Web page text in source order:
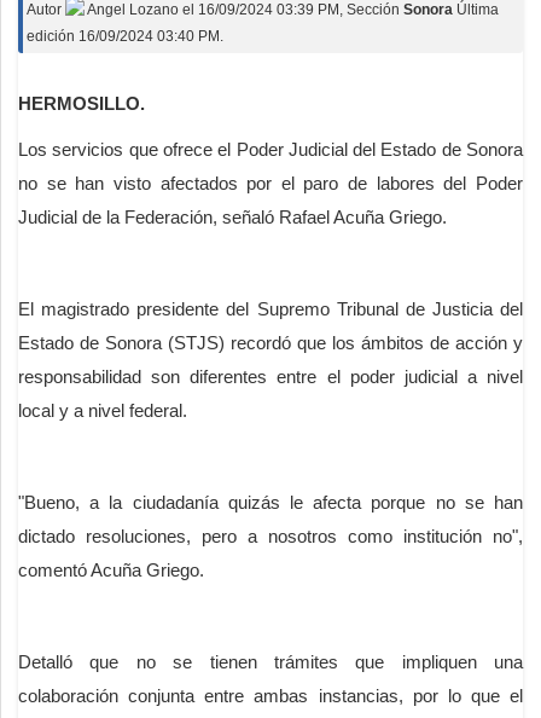
Autor Angel Lozano el 16/09/2024 03:39 PM , Sección Sonora Última
edición 16/09/2024 03:40 PM.
HERMOSILLO.
Los servicios que ofrece el Poder Judicial del Estado de Sonora
no se han visto afectados por el paro de labores del Poder
Judicial de la Federación, señaló Rafael Acuña Griego.
El magistrado presidente del Supremo Tribunal de Justicia del
Estado de Sonora (STJS) recordó que los ámbitos de acción y
responsabilidad son diferentes entre el poder judicial a nivel
local y a nivel federal.
"Bueno, a la ciudadanía quizás le afecta porque no se han
dictado resoluciones, pero a nosotros como institución no",
comentó Acuña Griego.
Detalló que no se tienen trámites que impliquen una
colaboración conjunta entre ambas instancias, por lo que el